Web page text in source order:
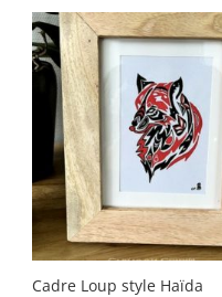
Cadre Loup style Haïda